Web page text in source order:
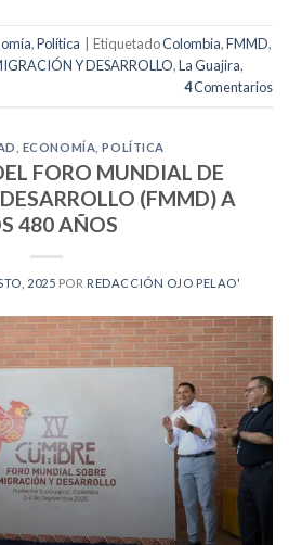
,Política EtiquetadoColombia,FMMD,
Y DESARROLLO,La Guajira,
4Comentarios
ECONOMÍA ,POLÍTICA
FORO MUNDIAL DE
(FMMD) A
480 AÑOS
2025 POR REDACCIÓN OJO PELAO'